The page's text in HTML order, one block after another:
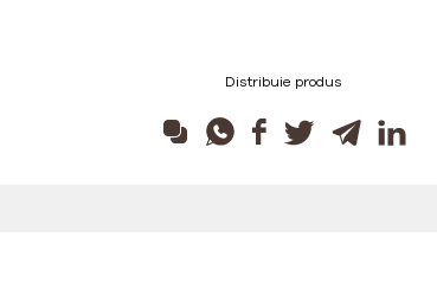
Distribuie produs